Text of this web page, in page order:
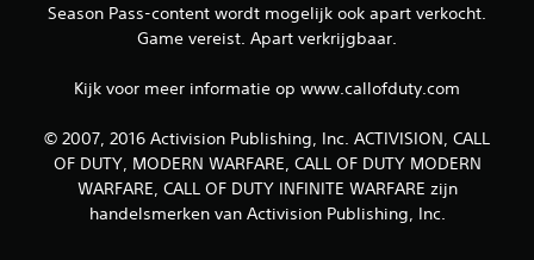
Season Pass-content wordt mogelijk ook apart verkocht.
Game vereist. Apart verkrijgbaar.
Kijk voor meer informatie op www.callofduty.com
© 2007, 2016 Activision Publishing, Inc. ACTIVISION, CALL
OF DUTY, MODERN WARFARE, CALL OF DUTY MODERN
WARFARE, CALL OF DUTY INFINITE WARFARE zijn
handelsmerken van Activision Publishing, Inc.